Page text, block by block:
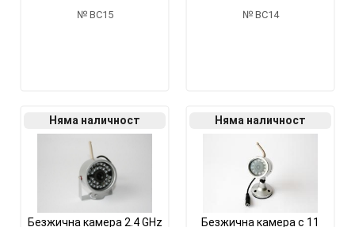
BC15 BC14
Няма наличност
Безжична камера 2.4 GHz
Няма наличност
Безжична камера с 11